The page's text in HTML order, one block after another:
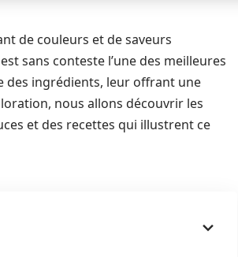
de couleurs et de saveurs
sans conteste l’une des meilleures
des ingrédients, leur offrant une
nous allons découvrir les
et des recettes qui illustrent ce